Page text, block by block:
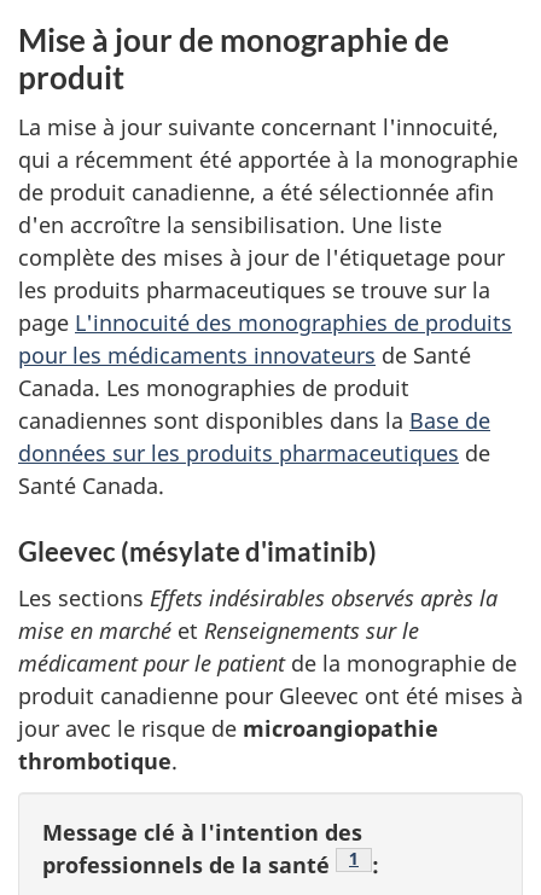
Mise à jour de monographie de
produit
La mise à jour suivante concernant l'innocuité,
qui a récemment été apportée à la monographie
de produit canadienne, a été sélectionnée afin
d'en accroître la sensibilisation. Une liste
complète des mises à jour de l'étiquetage pour
les produits pharmaceutiques se trouve sur la
page L'innocuité des monographies de produits
pour les médicaments innovateurs de Santé
Canada. Les monographies de produit
canadiennes sont disponibles dans la Base de
données sur les produits pharmaceutiques de
Santé Canada.
Gleevec (mésylate d'imatinib)
Les sections Effets indésirables observés après la
mise en marché et Renseignements sur le
médicament pour le patientde la monographie de
produit canadienne pour Gleevec ont été mises à
jour avec le risque de microangiopathie
thrombotique.
Message clé à l'intention des
professionnels de la santé
Note de bas de page
1
: